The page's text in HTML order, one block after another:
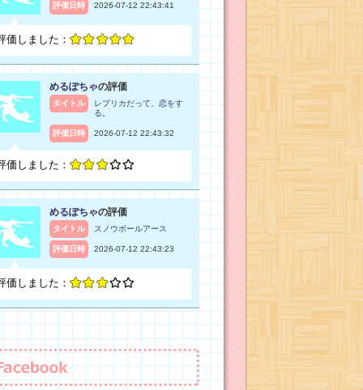
評価日時 2026-07-12 22:43:41
価しました：
めるぽちゃの評価
タイトル
レプリカだって、恋をす
る。
評価日時 2026-07-12 22:43:32
価しました：
めるぽちゃの評価
タイトル スノウボールアース
評価日時 2026-07-12 22:43:23
価しました：